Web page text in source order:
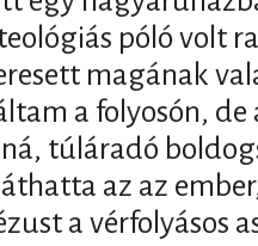
póló volt
magának
a folyosón,
túláradó
az az
a vérfolyásos